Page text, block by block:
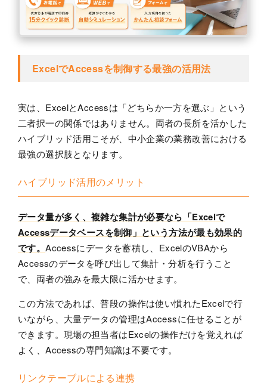
ExcelでAccessを制御する最強の活用法
実は、ExcelとAccessは「どちらか一方を選ぶ」という
二者択一の関係ではありません。両者の長所を活かした
ハイブリッド活用こそが、中小企業の業務改善における
最強の選択肢となります。
ハイブリッド活用のメリット
データ量が多く、複雑な集計が必要なら「Excelで
Accessデータベースを制御」という方法が最も効果的
です。Accessにデータを蓄積し、ExcelのVBAから
Accessのデータを呼び出して集計・分析を行うこと
で、両者の強みを最大限に活かせます。
この方法であれば、普段の操作は使い慣れたExcelで行
いながら、大量データの管理はAccessに任せることが
できます。現場の担当者はExcelの操作だけを覚えれば
よく、Accessの専門知識は不要です。
リンクテーブルによる連携